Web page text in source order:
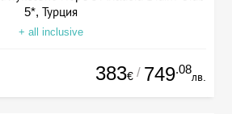
5*, Турция
+ all inclusive
383€ / 749.08
лв.